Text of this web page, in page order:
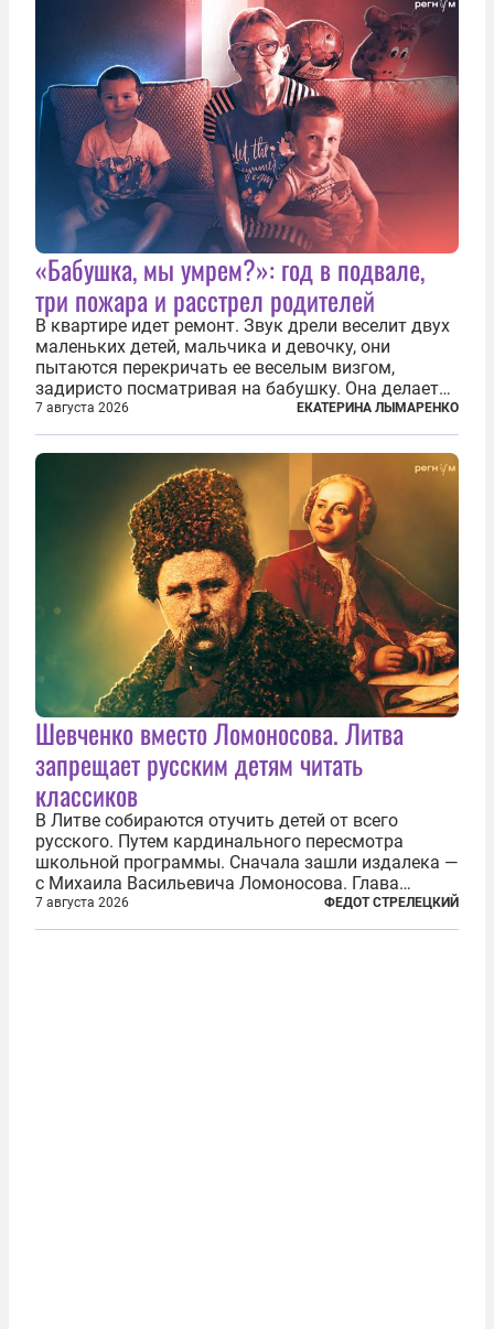
«Бабушка, мы умрем?»: год в подвале,
три пожара и расстрел родителей
В квартире идет ремонт. Звук дрели веселит двух
маленьких детей, мальчика и девочку, они
пытаются перекричать ее веселым визгом,
задиристо посматривая на бабушку. Она делает
им замечание, но внуки чувствуют, что она
сердится невсерьез. И это правда: дрель, конечно,
сверлит противно, но всё...
7 августа 2026 ЕКАТЕРИНА ЛЫМАРЕНКО
Шевченко вместо Ломоносова. Литва
запрещает русским детям читать
классиков
В Литве собираются отучить детей от всего
русского. Путем кардинального пересмотра
школьной программы. Сначала зашли издалека —
с Михаила Васильевича Ломоносова. Глава
правительства Литвы Миндаугас Синкявичюс
предложил исключить его тексты из программ
7 августа 2026 ФЕДОТ СТРЕЛЕЦКИЙ